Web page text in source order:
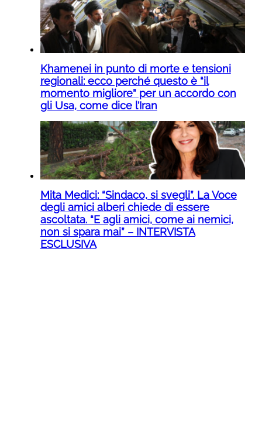
Khamenei in punto di morte e tensioni
regionali: ecco perché questo è “il
momento migliore” per un accordo con
gli Usa, come dice l’Iran
Mita Medici: “Sindaco, si svegli”. La Voce
degli amici alberi chiede di essere
ascoltata. “E agli amici, come ai nemici,
non si spara mai” – INTERVISTA
ESCLUSIVA